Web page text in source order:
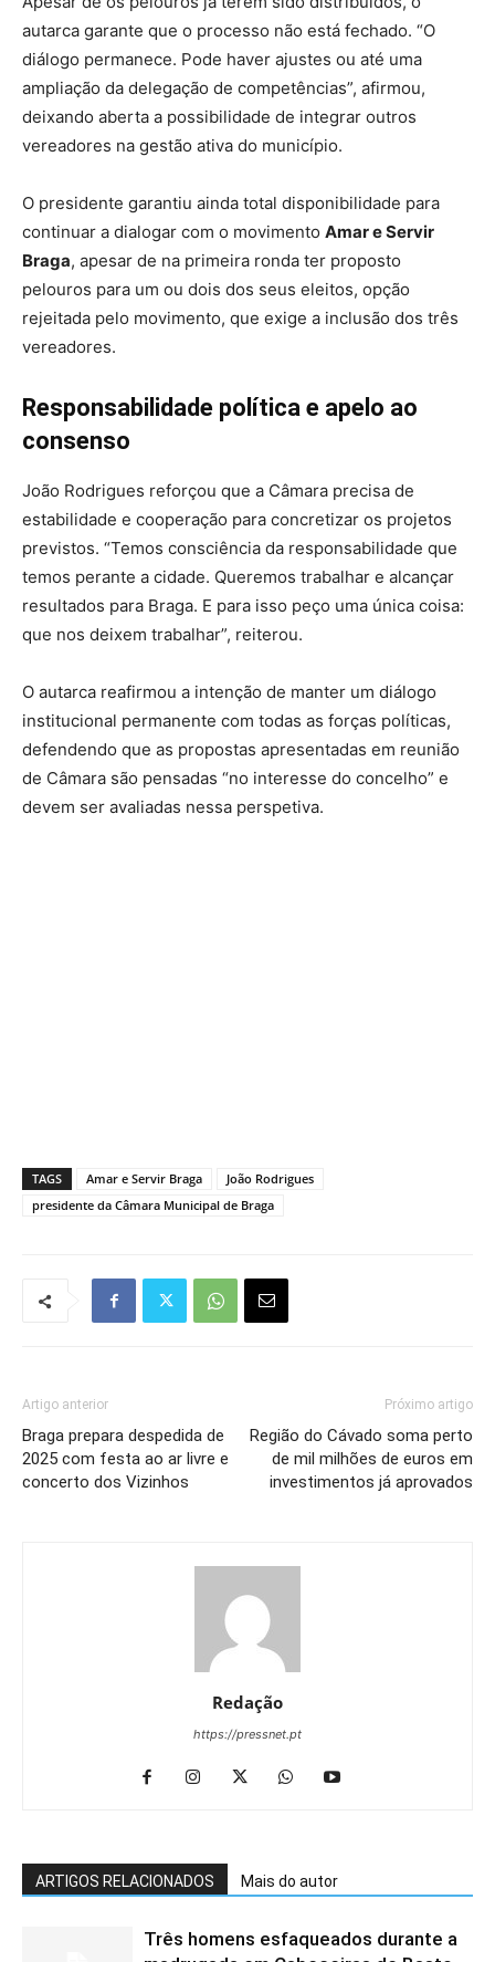
autarca garante que o processo não está fechado. “O
diálogo permanece. Pode haver ajustes ou até uma
ampliação da delegação de competências”, afirmou,
deixando aberta a possibilidade de integrar outros
vereadores na gestão ativa do município.
O presidente garantiu ainda total disponibilidade para
continuar a dialogar com o movimento Amar e Servir
Braga, apesar de na primeira ronda ter proposto
pelouros para um ou dois dos seus eleitos, opção
rejeitada pelo movimento, que exige a inclusão dos três
vereadores.
Responsabilidade política e apelo ao
consenso
João Rodrigues reforçou que a Câmara precisa de
estabilidade e cooperação para concretizar os projetos
previstos. “Temos consciência da responsabilidade que
temos perante a cidade. Queremos trabalhar e alcançar
resultados para Braga. E para isso peço uma única coisa:
que nos deixem trabalhar”, reiterou.
O autarca reafirmou a intenção de manter um diálogo
institucional permanente com todas as forças políticas,
defendendo que as propostas apresentadas em reunião
de Câmara são pensadas “no interesse do concelho” e
devem ser avaliadas nessa perspetiva.
TAGS Amar e Servir Braga
João Rodrigues
presidente da Câmara Municipal de Braga
Artigo anterior
Braga prepara despedida de
2025 com festa ao ar livre e
concerto dos Vizinhos
Próximo artigo
Região do Cávado soma perto
de mil milhões de euros em
investimentos já aprovados
Redação
https://pressnet.pt
ARTIGOS RELACIONADOS Mais do autor
Três homens esfaqueados durante a